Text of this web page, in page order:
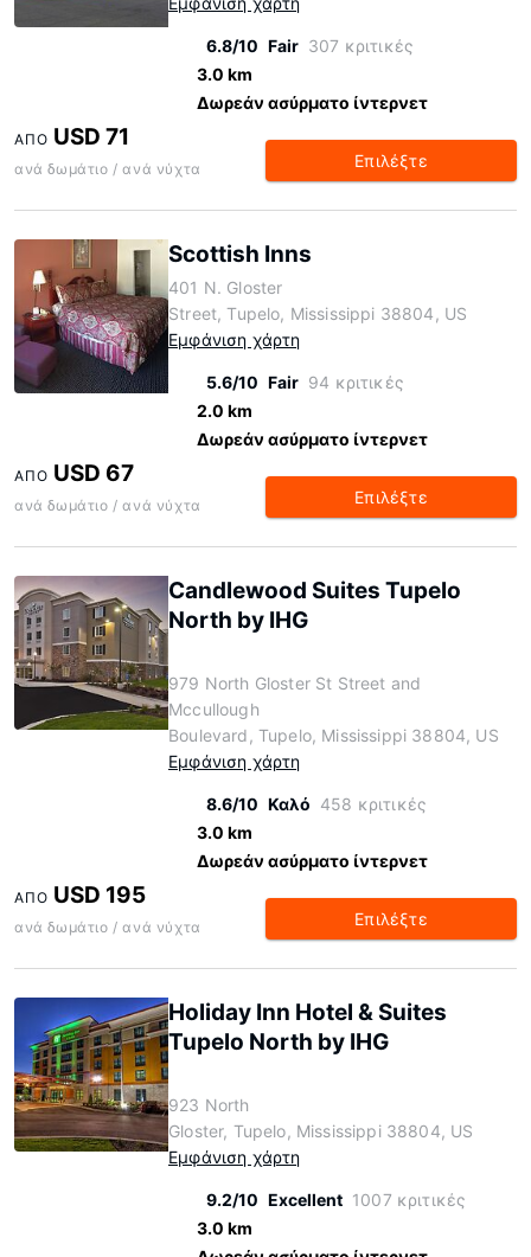
6.8/10 Fair 307 κριτικές
3.0 km
Δωρεάν ασύρματο ίντερνετ
ΑΠΌ USD 71
ανά δωμάτιο / ανά νύχτα Επιλέξτε
Scottish Inns
401 N. Gloster
Street, Tupelo, Mississippi 38804, US
Εμφάνιση χάρτη
5.6/10 Fair 94 κριτικές
2.0 km
Δωρεάν ασύρματο ίντερνετ
ΑΠΌ USD 67
ανά δωμάτιο / ανά νύχτα Επιλέξτε
Candlewood Suites Tupelo
North by IHG
979 North Gloster St Street and
Mccullough
Boulevard, Tupelo, Mississippi 38804, US
Εμφάνιση χάρτη
8.6/10 Καλό 458 κριτικές
3.0 km
Δωρεάν ασύρματο ίντερνετ
ΑΠΌ USD 195
ανά δωμάτιο / ανά νύχτα Επιλέξτε
Holiday Inn Hotel & Suites
Tupelo North by IHG
923 North
Gloster, Tupelo, Mississippi 38804, US
Εμφάνιση χάρτη
9.2/10 Excellent 1007 κριτικές
3.0 km